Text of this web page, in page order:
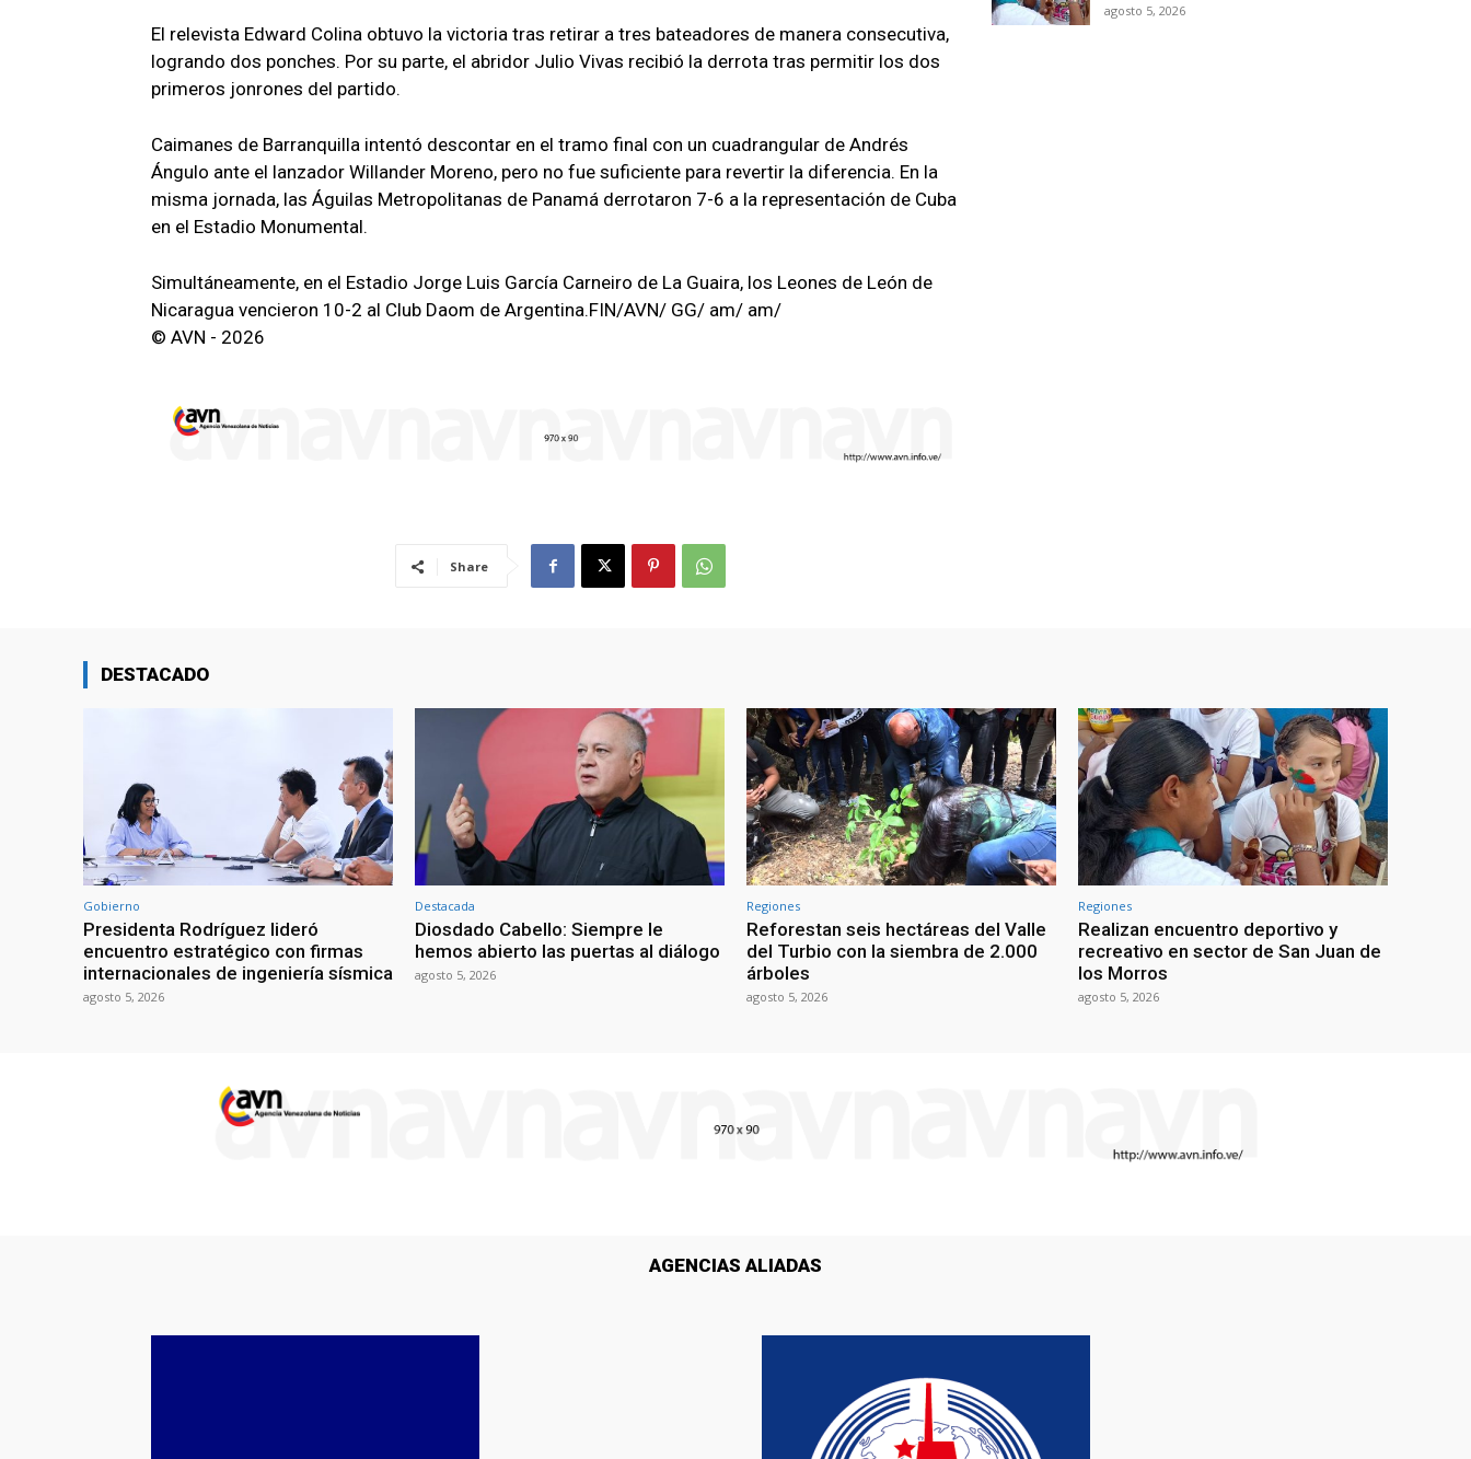
El relevista Edward Colina obtuvo la victoria tras retirar a tres bateadores de manera consecutiva,
logrando dos ponches. Por su parte, el abridor Julio Vivas recibió la derrota tras permitir los dos
primeros jonrones del partido.
Caimanes de Barranquilla intentó descontar en el tramo final con un cuadrangular de Andrés
Ángulo ante el lanzador Willander Moreno, pero no fue suficiente para revertir la diferencia. En la
misma jornada, las Águilas Metropolitanas de Panamá derrotaron 7-6 a la representación de Cuba
en el Estadio Monumental.
Simultáneamente, en el Estadio Jorge Luis García Carneiro de La Guaira, los Leones de León de
Nicaragua vencieron 10-2 al Club Daom de Argentina.FIN/AVN/ GG/ am/ am/
© AVN - 2026
Share
agosto 5, 2026
DESTACADO
Gobierno
Presidenta Rodríguez lideró
encuentro estratégico con firmas
internacionales de ingeniería sísmica
agosto 5, 2026
Destacada
Diosdado Cabello: Siempre le
hemos abierto las puertas al diálogo
agosto 5, 2026
Regiones
Reforestan seis hectáreas del Valle
del Turbio con la siembra de 2.000
árboles
agosto 5, 2026
Regiones
Realizan encuentro deportivo y
recreativo en sector de San Juan de
los Morros
agosto 5, 2026
AGENCIAS ALIADAS